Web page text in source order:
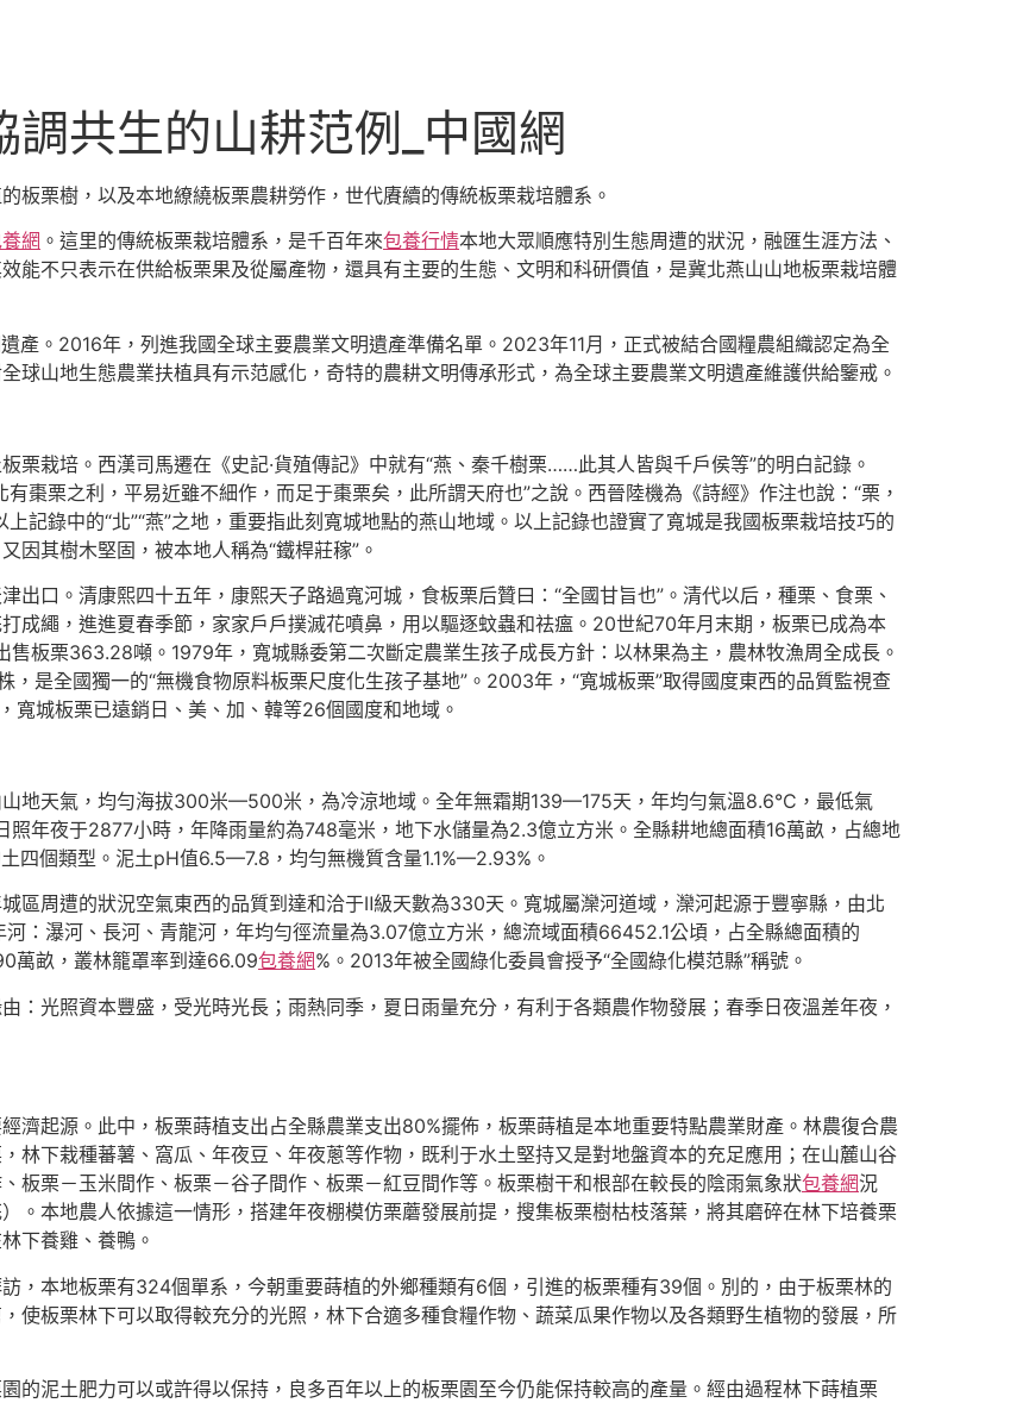
共生的山耕范例_中國網
板栗樹，以及本地繚繞板栗農耕勞作，世代賡續的傳統板栗栽培體系。
網 。這里的傳統板栗栽培體系，是千百年來包養行情本地大眾順應特別生態周遭的狀況，融匯生涯方法、
能不只表示在供給板栗果及從屬產物，還具有主要的生態、文明和科研價值，是冀北燕山山地板栗栽培體
產。2016年，列進我國全球主要農業文明遺產準備名單。2023年11月，正式被結合國糧農組織認定為全
球山地生態農業扶植具有示范感化，奇特的農耕文明傳承形式，為全球主要農業文明遺產維護供給鑒戒。
栗栽培。西漢司馬遷在《史記·貨殖傳記》中就有“燕、秦千樹栗……此其人皆與千戶侯等”的明白記錄。
棗栗之利，平易近雖不細作，而足于棗栗矣，此所謂天府也”之說。西晉陸機為《詩經》作注也說：“栗，
記錄中的“北”“燕”之地，重要指此刻寬城地點的燕山地域。以上記錄也證實了寬城是我國板栗栽培技巧的
因其樹木堅固，被本地人稱為“鐵桿莊稼”。
出口。清康熙四十五年，康熙天子路過寬河城，食板栗后贊曰：“全國甘旨也”。清代以后，種栗、食栗、
成繩，進進夏春季節，家家戶戶撲滅花噴鼻，用以驅逐蚊蟲和祛瘟。20世紀70年月末期，板栗已成為本
板栗363.28噸。1979年，寬城縣委第二次斷定農業生孩子成長方針：以林果為主，農林牧漁周全成長。
是全國獨一的“無機食物原料板栗尺度化生孩子基地”。2003年，“寬城板栗”取得國度東西的品質監視查
寬城板栗已遠銷日、美、加、韓等26個國度和地域。
地天氣，均勻海拔300米—500米，為冷涼地域。全年無霜期139—175天，年均勻氣溫8.6°C，最低氣
夜于2877小時，年降雨量約為748毫米，地下水儲量為2.3億立方米。全縣耕地總面積16萬畝，占總地
四個類型。泥土pH值6.5—7.8，均勻無機質含量1.1%—2.93%。
區周遭的狀況空氣東西的品質到達和洽于Ⅱ級天數為330天。寬城屬灤河道域，灤河起源于豐寧縣，由北
：瀑河、長河、青龍河，年均勻徑流量為3.07億立方米，總流域面積66452.1公頃，占全縣總面積的
萬畝，叢林籠罩率到達66.09包養網%。2013年被全國綠化委員會授予“全國綠化模范縣”稱號。
：光照資本豐盛，受光時光長；雨熱同季，夏日雨量充分，有利于各類農作物發展；春季日夜溫差年夜，
濟起源。此中，板栗蒔植支出占全縣農業支出80%擺佈，板栗蒔植是本地重要特點農業財產。林農復合農
林下栽種蕃薯、窩瓜、年夜豆、年夜蔥等作物，既利于水土堅持又是對地盤資本的充足應用；在山麓山谷
板栗－玉米間作、板栗－谷子間作、板栗－紅豆間作等。板栗樹干和根部在較長的陰雨氣象狀包養網況
本地農人依據這一情形，搭建年夜棚模仿栗蘑發展前提，搜集板栗樹枯枝落葉，將其磨碎在林下培養栗
下養雞、養鴨。
，本地板栗有324個單系，今朝重要蒔植的外鄉種類有6個，引進的板栗種有39個。別的，由于板栗林的
使板栗林下可以取得較充分的光照，林下合適多種食糧作物、蔬菜瓜果作物以及各類野生植物的發展，所
的泥土肥力可以或許得以保持，良多百年以上的板栗園至今仍能保持較高的產量。經由過程林下蒔植栗